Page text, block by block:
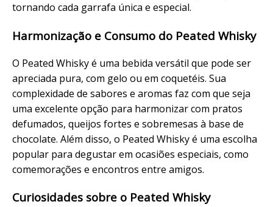
tornando cada garrafa única e especial.
Harmonização e Consumo do Peated Whisky
O Peated Whisky é uma bebida versátil que pode ser
apreciada pura, com gelo ou em coquetéis. Sua
complexidade de sabores e aromas faz com que seja
uma excelente opção para harmonizar com pratos
defumados, queijos fortes e sobremesas à base de
chocolate. Além disso, o Peated Whisky é uma escolha
popular para degustar em ocasiões especiais, como
comemorações e encontros entre amigos.
Curiosidades sobre o Peated Whisky